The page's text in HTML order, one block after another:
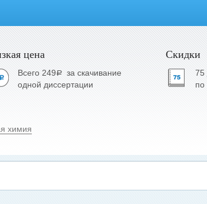
цена
Всего 249a за скачивание
одной диссертации
Скидки
75
по
химия